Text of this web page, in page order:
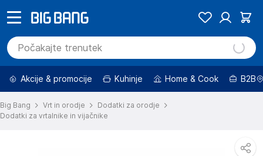
Akcije & promocije Kuhinje Home & Cook B2B
Big Bang Vrt in orodje
Dodatki za orodje
Dodatki za vrtalnike in vijačnike